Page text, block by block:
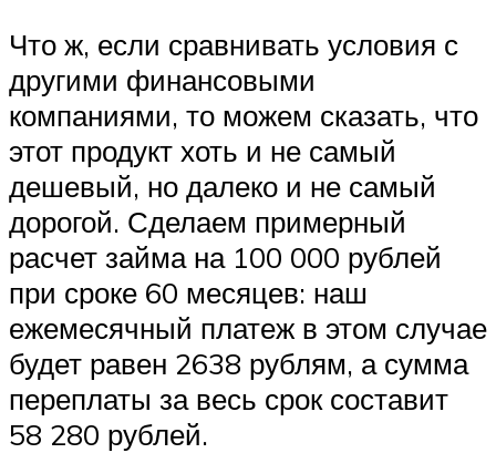
Что ж, если сравнивать условия с
другими финансовыми
компаниями, то можем сказать, что
этот продукт хоть и не самый
дешевый, но далеко и не самый
дорогой. Сделаем примерный
расчет займа на 100 000 рублей
при сроке 60 месяцев: наш
ежемесячный платеж в этом случае
будет равен 2638 рублям, а сумма
переплаты за весь срок составит
58 280 рублей.